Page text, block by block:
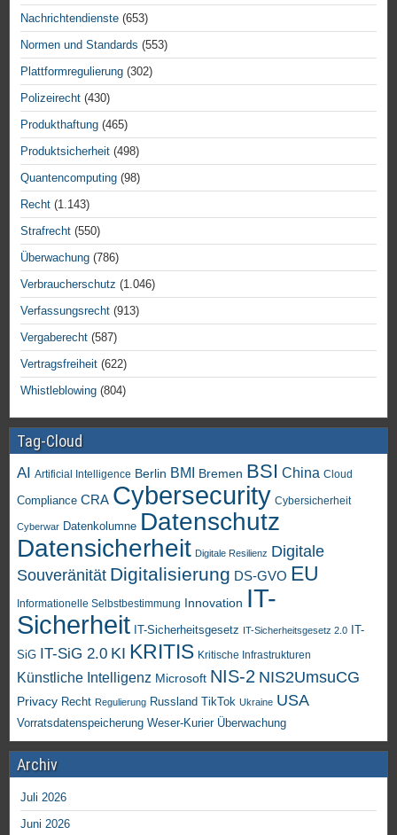
Nachrichtendienste (653)
Normen und Standards (553)
Plattformregulierung (302)
Polizeirecht (430)
Produkthaftung (465)
Produktsicherheit (498)
Quantencomputing (98)
Recht (1.143)
Strafrecht (550)
Überwachung (786)
Verbraucherschutz (1.046)
Verfassungsrecht (913)
Vergaberecht (587)
Vertragsfreiheit (622)
Whistleblowing (804)
Tag-Cloud
AI Artificial Intelligence Berlin BMI Bremen BSI China Cloud
Compliance CRA Cybersecurity Cybersicherheit
Cyberwar Datenkolumne Datenschutz
Datensicherheit Digitale Resilienz Digitale
Souveränität Digitalisierung DS-GVO EU
Informationelle Selbstbestimmung Innovation IT-
Sicherheit IT-Sicherheitsgesetz IT-Sicherheitsgesetz 2.0
IT-
SiG IT-SiG 2.0 KI KRITIS Kritische Infrastrukturen
Künstliche Intelligenz Microsoft NIS-2 NIS2UmsuCG
Privacy Recht Regulierung Russland TikTok Ukraine USA
Vorratsdatenspeicherung Weser-Kurier Überwachung
Archiv
Juli 2026
Juni 2026